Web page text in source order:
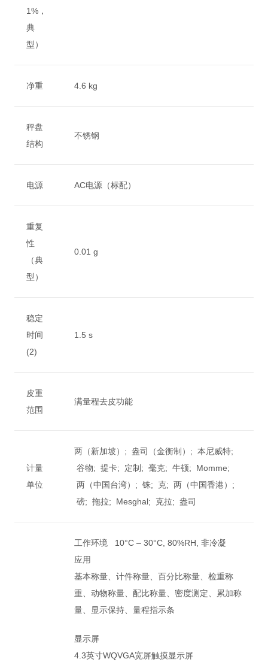
1%，
典
型）
净重 4.6 kg
秤盘
结构
不锈钢
电源 AC电源（标配）
重复
性
（典
型）
0.01 g
稳定
时间
(2)
1.5 s
皮重
范围
满量程去皮功能
计量
单位
两（新加坡）; 盎司（金衡制）; 本尼威特;
谷物; 提卡; 定制; 毫克; 牛顿; Momme;
两（中国台湾）; 铢; 克; 两（中国香港）;
磅; 拖拉; Mesghal; 克拉; 盎司
工作环境 10°C – 30°C, 80%RH, 非冷凝
应用
基本称量、计件称量、百分比称量、检重称
重、动物称量、配比称量、密度测定、累加称
量、显示保持、量程指示条
显示屏
4.3英寸WQVGA宽屏触摸显示屏